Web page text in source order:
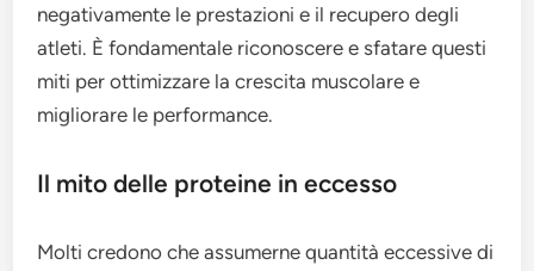
negativamente le prestazioni e il recupero degli
atleti. È fondamentale riconoscere e sfatare questi
miti per ottimizzare la crescita muscolare e
migliorare le performance.
Il mito delle proteine in eccesso
Molti credono che assumerne quantità eccessive di